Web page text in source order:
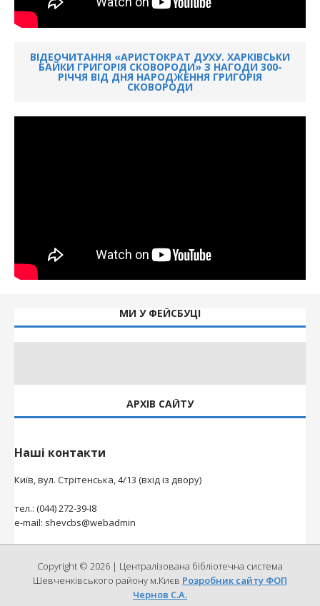
ВІДЕОЧИТАННЯ «АРИСТОКРАТ ДУХУ. ХАРКІВСЬКИ
БАЙКИ ГРИГОРІЯ СКОВОРОДИ» З НАГОДИ 300-
РІЧЧЯ ВІД ДНЯ НАРОДЖЕННЯ ГРИГОРІЯ
СКОВОРОДИ
МИ У ФЕЙСБУЦІ
АРХІВ САЙТУ
Наші контакти
Київ, вул. Стрітенська, 4/13 (вхід із двору)
тел.: (044) 272-39-І8
e-mail: shevcbs@webadmin
Copyright © 2026 | Централізована бібліотечна система
Шевченківського району м.Києв Розробник сайту ФОП
Чернов С.А.